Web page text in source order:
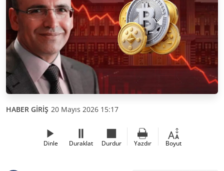
HABER GİRİŞ 20 Mayıs 2026 15:17
Dinle Duraklat Durdur Yazdır Boyut